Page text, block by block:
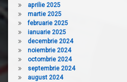
aprilie 2025
martie 2025
februarie 2025
ianuarie 2025
decembrie 2024
noiembrie 2024
octombrie 2024
septembrie 2024
august 2024